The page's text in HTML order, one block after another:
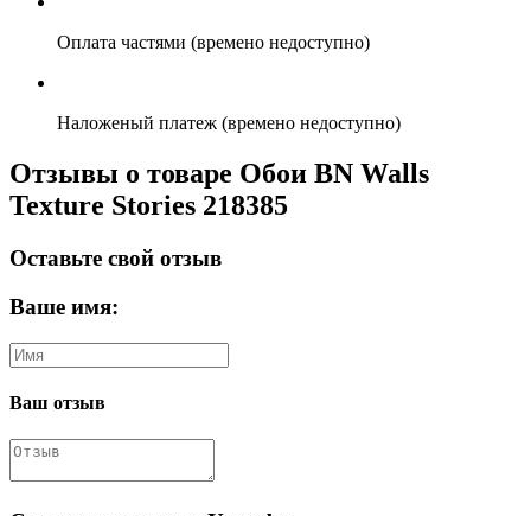
Оплата частями (времено недоступно)
Наложеный платеж (времено недоступно)
Отзывы о товаре Обои BN Walls
Texture Stories 218385
Оставьте свой отзыв
Ваше имя:
Ваш отзыв